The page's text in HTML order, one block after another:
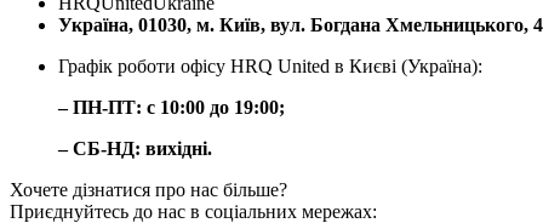
Україна, 01030, м. Київ, вул. Богдана Хмельницького,
Графік роботи офісу HRQ United в Києві (Україна):
– ПН-ПТ: с 10:00 до 19:00;
– СБ-НД: вихідні.
Хочете дізнатися про нас більше?
Приєднуйтесь до нас в соціальних мережах: